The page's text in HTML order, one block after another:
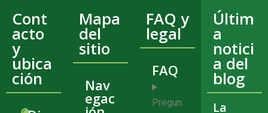
Cont
acto
y
ubica
ción
Mapa
del
sitio
Nav
egac
FAQ y
legal
FAQ
Pregun
Últim
a
notici
a del
blog
La